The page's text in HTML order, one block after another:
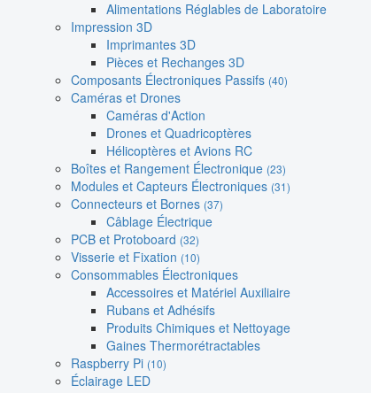
Alimentations Réglables de Laboratoire
Impression 3D
Imprimantes 3D
Pièces et Rechanges 3D
Composants Électroniques Passifs (40)
Caméras et Drones
Caméras d'Action
Drones et Quadricoptères
Hélicoptères et Avions RC
Boîtes et Rangement Électronique (23)
Modules et Capteurs Électroniques (31)
Connecteurs et Bornes (37)
Câblage Électrique
PCB et Protoboard (32)
Visserie et Fixation (10)
Consommables Électroniques
Accessoires et Matériel Auxiliaire
Rubans et Adhésifs
Produits Chimiques et Nettoyage
Gaines Thermorétractables
Raspberry Pi (10)
Éclairage LED